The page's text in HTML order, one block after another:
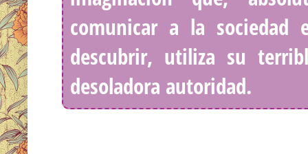
comunicar a la
descubrir, utiliza su
desoladora autoridad.